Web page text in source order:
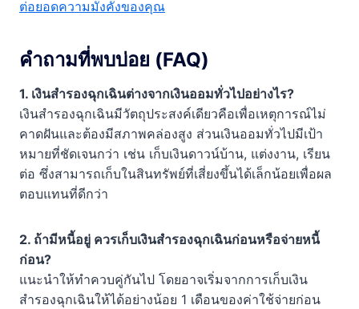
ต่อยอดความมั่งคั่งของคุณ
คำถามที่พบบ่อย (FAQ)
1. เงินสำรองฉุกเฉินต่างจากเงินออมทั่วไปอย่างไร?
เงินสำรองฉุกเฉินมีวัตถุประสงค์เดียวคือเพื่อเหตุการณ์ไม่
คาดฝันและต้องมีสภาพคล่องสูง ส่วนเงินออมทั่วไปมีเป้า
หมายที่ชัดเจนกว่า เช่น เก็บเงินดาวน์บ้าน, แต่งงาน, เรียน
ต่อ ซึ่งสามารถเก็บในสินทรัพย์ที่เสี่ยงขึ้นได้เล็กน้อยเพื่อผล
ตอบแทนที่ดีกว่า
2. ถ้ามีหนี้อยู่ ควรเก็บเงินสำรองฉุกเฉินก่อนหรือจ่ายหนี้
ก่อน?
แนะนำให้ทำควบคู่กันไป โดยอาจเริ่มจากการเก็บเงิน
สำรองฉุกเฉินให้ได้อย่างน้อย 1 เดือนของค่าใช้จ่ายก่อน